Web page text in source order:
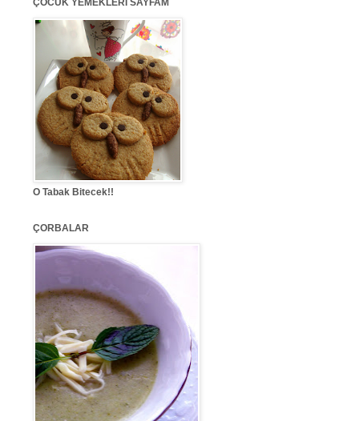
ÇOCUK YEMEKLERI SAYFAM
O Tabak Bitecek!!
ÇORBALAR